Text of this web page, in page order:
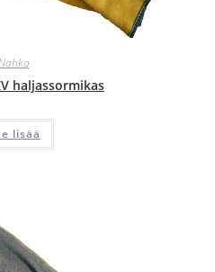
haljassormikas
lisää